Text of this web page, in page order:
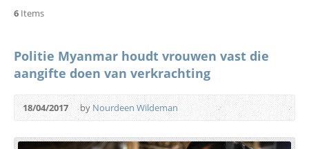
6 Items
Politie Myanmar houdt vrouwen vast die
aangifte doen van verkrachting
18/04/2017 by Nourdeen Wildeman